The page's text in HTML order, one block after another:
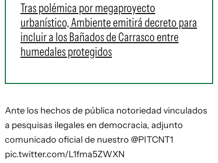
Tras polémica por megaproyecto
urbanístico, Ambiente emitirá decreto para
incluir a los Bañados de Carrasco entre
humedales protegidos
Ante los hechos de pública notoriedad vinculados
a pesquisas ilegales en democracia, adjunto
comunicado oficial de nuestro @PITCNT1
pic.twitter.com/L1fma5ZWXN